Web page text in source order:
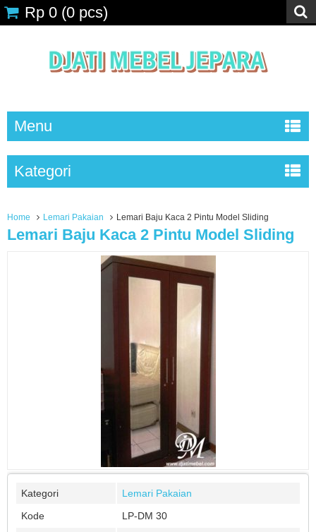
Rp 0 (0 pcs)
Menu
Kategori
Home Lemari Pakaian Lemari Baju Kaca 2 Pintu Model Sliding
Lemari Baju Kaca 2 Pintu Model Sliding
Kategori
Lemari Pakaian
Kode
LP-DM 30